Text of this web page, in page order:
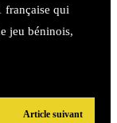
française qui
jeu béninois,
Article suivant